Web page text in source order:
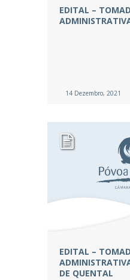
EDITAL –
14 Dezembro, 2021
EDITAL –
DE QUENTAL